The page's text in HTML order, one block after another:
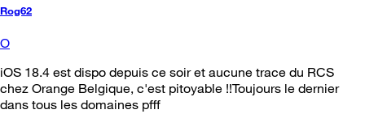
Rog62
O
iOS 18.4 est dispo depuis ce soir et aucune trace du RCS
chez Orange Belgique, c'est pitoyable !!Toujours le dernier
dans tous les domaines pfff